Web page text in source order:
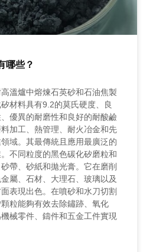
哪些？
溫爐中熔煉石英砂和石油焦製
材料具有9.2的莫氏硬度、良
優異的耐磨性和良好的耐酸鹼
加工、熱管理、耐火冶金和先
域。其最傳統且應用最廣泛的
不同粒度的黑色碳化矽磨粒和
帶、砂紙和拋光膏。它在磨削
屬、石材、大理石、玻璃以及
表現出色。在噴砂和水刀切割
粒能夠有效去除鏽跡、氧化
械零件、鑄件和五金工件實現